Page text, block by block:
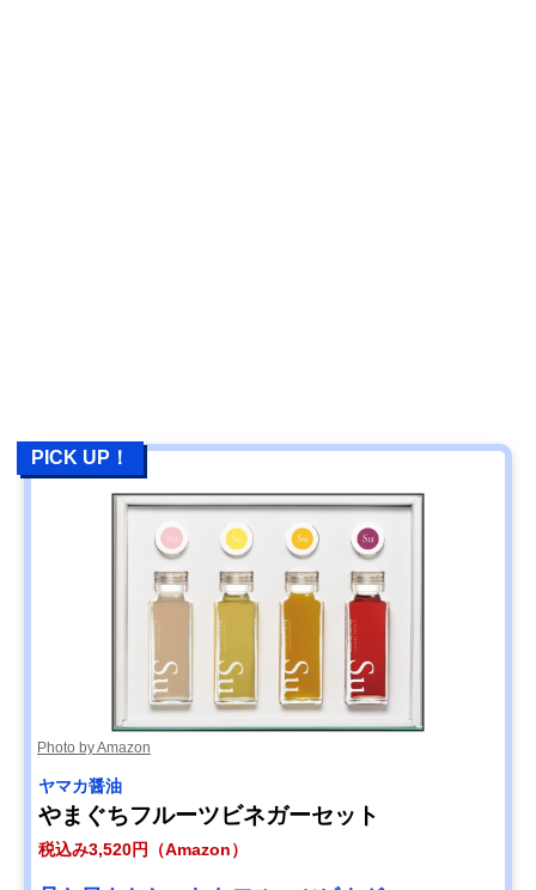
PICK UP！
Photo by Amazon
‎ヤマカ醤油
やまぐちフルーツビネガーセット
税込み3,520円（Amazon）